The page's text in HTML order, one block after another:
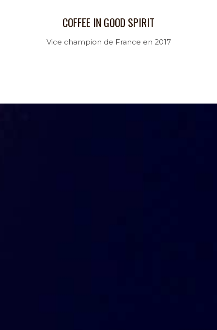
COFFEE IN GOOD SPIRIT
Vice champion de France en 2017